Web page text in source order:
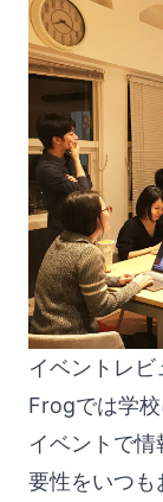
イベントレビ
Frogでは学
イベントで
要性をいつも